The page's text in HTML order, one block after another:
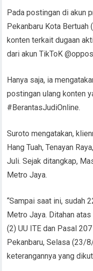
Pada postingan di akun
Pekanbaru Kota
konten terkait dugaan
dari akun TikToK
Hanya saja, ia
postingan ulang konten
#BerantasJudiOnline.
Suroto mengatakan,
Hang Tuah, Tenayan
Juli. Sejak ditangkap,
Metro Jaya.
“Sampai saat ini, sudah
Metro Jaya. Ditahan
(2) UU ITE dan Pasal
Pekanbaru, Selasa (23/
keterangannya yang